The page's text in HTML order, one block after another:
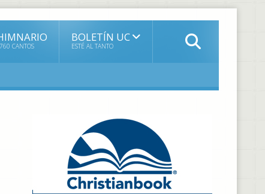
CANTOS
BOLETÍN UC
ESTÉ AL TANTO